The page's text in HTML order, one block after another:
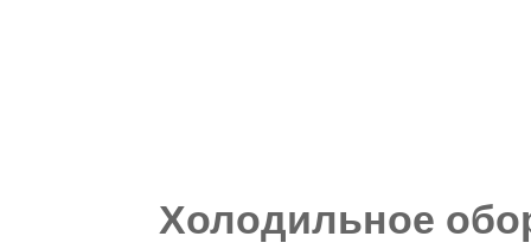
Холодильное